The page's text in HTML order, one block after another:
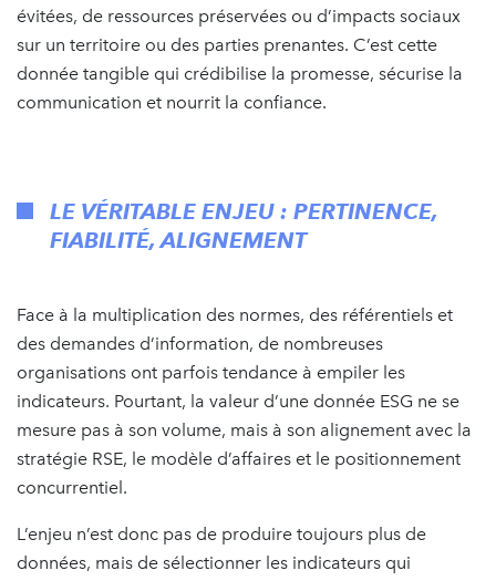
évitées, de ressources préservées ou d’impacts sociaux
sur un territoire ou des parties prenantes. C’est cette
donnée tangible qui crédibilise la promesse, sécurise la
communication et nourrit la confiance.​
LE VÉRITABLE ENJEU : PERTINENCE,
FIABILITÉ, ALIGNEMENT
Face à la multiplication des normes, des référentiels et
des demandes d’information, de nombreuses
organisations ont parfois tendance à empiler les
indicateurs. Pourtant, la valeur d’une donnée ESG ne se
mesure pas à son volume, mais à son alignement avec la
stratégie RSE, le modèle d’affaires et le positionnement
concurrentiel.​
L’enjeu n’est donc pas de produire toujours plus de
données, mais de sélectionner les indicateurs qui